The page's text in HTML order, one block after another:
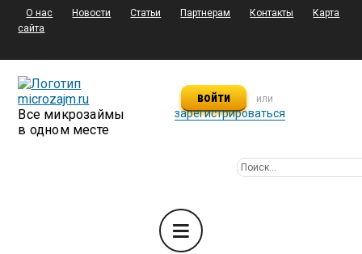
О нас Новости Статьи Партнерам Контакты
Карта
сайта
Все микрозаймы
в одном месте
войти или
зарегистрироваться